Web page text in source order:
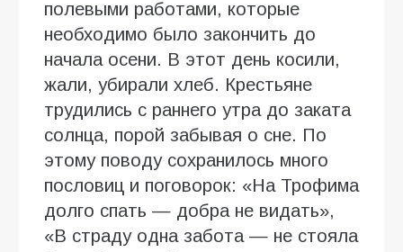
полевыми работами, которые
необходимо было закончить до
начала осени. В этот день косили,
жали, убирали хлеб. Крестьяне
трудились с раннего утра до заката
солнца, порой забывая о сне. По
этому поводу сохранилось много
пословиц и поговорок: «На Трофима
долго спать — добра не видать»,
«В страду одна забота — не стояла